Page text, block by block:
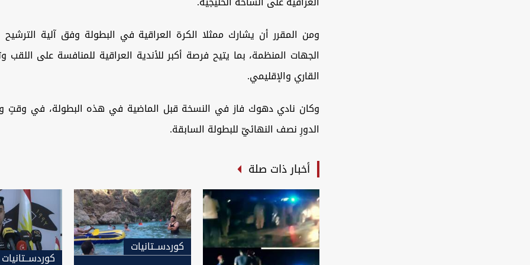
ومن المقرر أن يشارك ممثلا الكرة العراقية في البطولة وفق آلية
الجهات المنظمة، بما يتيح فرصة أكبر للأندية العراقية للمنافسة على اللقب
القاري والإقليمي.
وكان نادي دهوك فاز في النسخة قبل الماضية في هذه البطولة، في وقتٍ
الدورِ نصف النهائيّ للبطولة السابقة.
أخبار ذات صلة
كوردســتانيات
كوردســتانيات